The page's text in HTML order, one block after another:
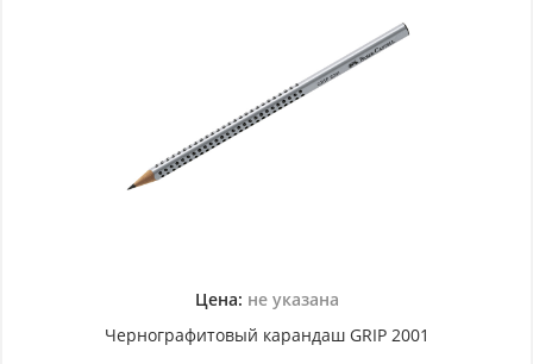
Цена: не указана
Чернографитовый карандаш GRIP 2001